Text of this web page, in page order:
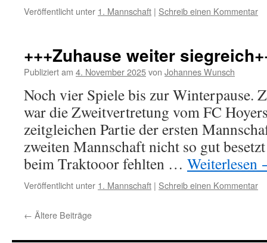
Veröffentlicht unter 1. Mannschaft | Schreib einen Kommentar
+++Zuhause weiter
Publiziert am 4. November 2025von Johannes Wunsch
Noch vier Spiele bis zur Winterpause.
war die Zweitvertretung vom FC
zeitgleichen Partie der ersten
zweiten Mannschaft nicht so gut
beim Traktooor fehlten … Weiterlesen
Veröffentlicht unter 1. Mannschaft | Schreib einen Kommentar
← Ältere Beiträge